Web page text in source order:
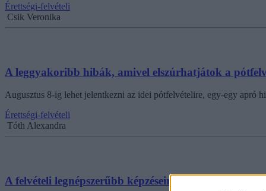
Érettségi-felvételi
Csik Veronika
A leggyakoribb hibák, amivel elszúrhatjátok a
Augusztus 8-ig lehet jelentkezni az idei pótfelvételire, egy-egy apró
Érettségi-felvételi
Tóth Alexandra
A felvételi legnépszerűbb képzéseire a pótfelvételin is